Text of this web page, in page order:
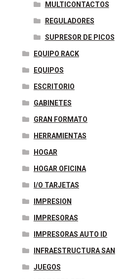
MULTICONTACTOS
REGULADORES
SUPRESOR DE PICOS
EQUIPO RACK
EQUIPOS
ESCRITORIO
GABINETES
GRAN FORMATO
HERRAMIENTAS
HOGAR
HOGAR OFICINA
I/O TARJETAS
IMPRESION
IMPRESORAS
IMPRESORAS AUTO ID
INFRAESTRUCTURA SAN
JUEGOS